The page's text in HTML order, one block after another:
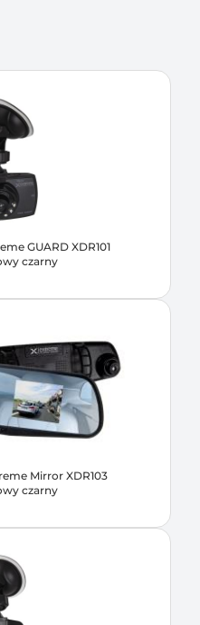
GUARD XDR101
czarny
Mirror XDR103
czarny